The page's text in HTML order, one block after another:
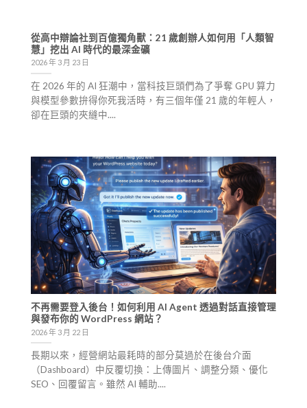
從高中辯論社到百億獨角獸：21 歲創辦人如何用「人類智
慧」挖出 AI 時代的最深金礦
2026 年 3 月 23 日
在 2026 年的 AI 狂潮中，當科技巨頭們為了爭奪 GPU 算力
與模型參數拚得你死我活時，有三個年僅 21 歲的年輕人，
卻在巨頭的夾縫中....
不再需要登入後台！如何利用 AI Agent 透過對話直接管理
與發布你的 WordPress 網站？
2026 年 3 月 22 日
長期以來，經營網站最耗時的部分莫過於在後台介面
（Dashboard）中反覆切換：上傳圖片、調整分類、優化
SEO、回覆留言。雖然 AI 輔助....